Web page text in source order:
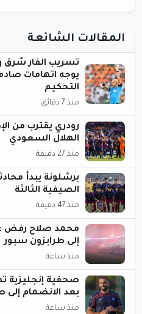
المقالات الشائعة
تسريب الفار سُرق
يوجه اتهامات
التحكيم
منذ 7 دقائق
رودري يقترب من
الهلال السعودي
منذ 27 دقيقة
برشلونة يبدأ
الصيفية الثالثة
منذ 47 دقيقة
محمد صلاح رفض
إلى طرابزون سبور
منذ ساعة
صحفية إنجليزية
بعد الانضمام
منذ ساعة